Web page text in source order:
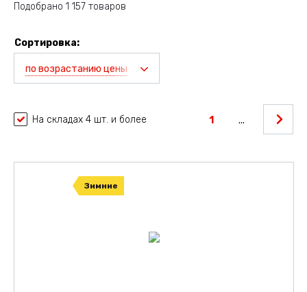
Подобрано 1 157 товаров
Сортировка:
по возрастанию цены
На складах 4 шт. и более 1 ...
Зимние